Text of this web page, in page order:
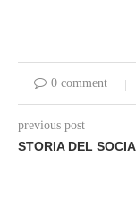
0 comment
previous post
STORIA DEL